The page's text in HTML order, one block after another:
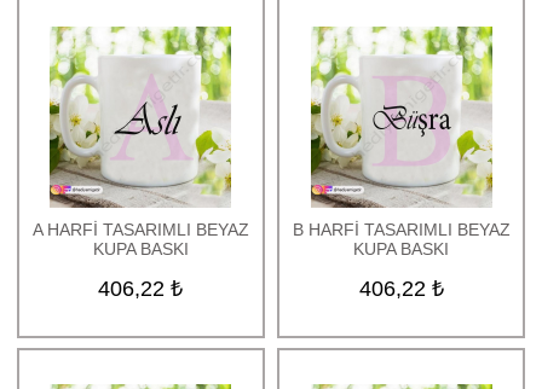
A HARFİ TASARIMLI BEYAZ
KUPA BASKI
406,22 ₺
B HARFİ TASARIMLI BEYAZ
KUPA BASKI
406,22 ₺